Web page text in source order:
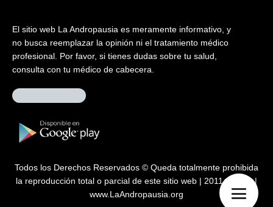
El sitio web La Andropausia es meramente informativo, y
no busca reemplazar la opinión ni el tratamiento médico
profesional. Por favor, si tienes dudas sobre tu salud,
consulta con tu médico de cabecera.
Todos los Derechos Reservados © Queda totalmente prohibida
la reproducción total o parcial de este sitio web | 2011 – 2026 |
www.LaAndropausia.org